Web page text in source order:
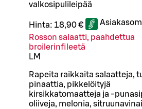
valkosipulileipää
Hinta: 18,90 €
Rosson salaatti, paahdettua
broilerinfileetä
LM
Rapeita raikkaita salaatteja,
pinaattia, pikkelöityjä
kirsikkatomaatteja ja -
oliiveja, melonia,